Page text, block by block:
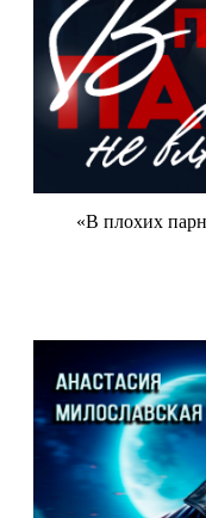
«В плохих